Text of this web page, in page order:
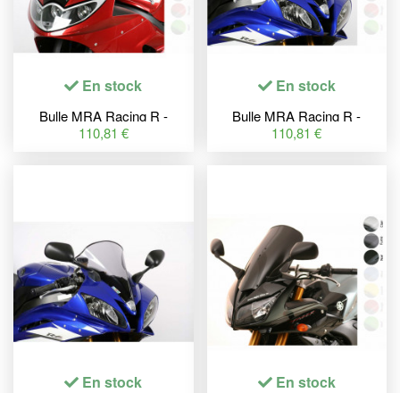
En stock
Bulle MRA Racing R -
Triumph Sprint ST 1050
110,81 €
En stock
Bulle MRA Racing R -
Yamaha YZF-R6
110,81 €
En stock En stock